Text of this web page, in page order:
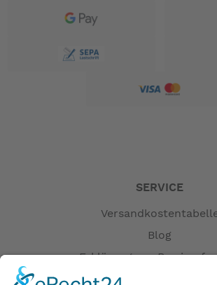
SERVICE
Blog
Erklärung zur